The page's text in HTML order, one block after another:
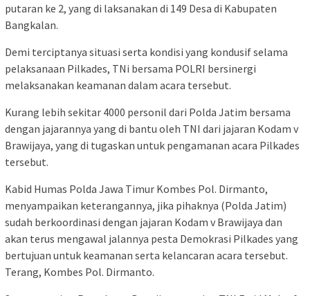
putaran ke 2, yang di laksanakan di 149 Desa di Kabupaten
Bangkalan.
Demi terciptanya situasi serta kondisi yang kondusif selama
pelaksanaan Pilkades, TNi bersama POLRI bersinergi
melaksanakan keamanan dalam acara tersebut.
Kurang lebih sekitar 4000 personil dari Polda Jatim bersama
dengan jajarannya yang di bantu oleh TNI dari jajaran Kodam v
Brawijaya, yang di tugaskan untuk pengamanan acara Pilkades
tersebut.
Kabid Humas Polda Jawa Timur Kombes Pol. Dirmanto,
menyampaikan keterangannya, jika pihaknya (Polda Jatim)
sudah berkoordinasi dengan jajaran Kodam v Brawijaya dan
akan terus mengawal jalannya pesta Demokrasi Pilkades yang
bertujuan untuk keamanan serta kelancaran acara tersebut.
Terang, Kombes Pol. Dirmanto.